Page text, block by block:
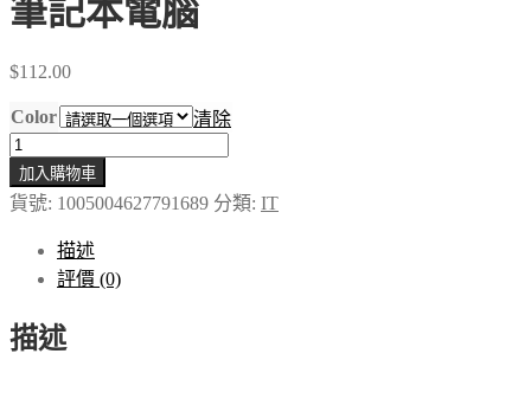
筆記本電腦
$112.00
Color
清除
HKZA
人
體
鼠
加入購物車
貨號: 1005004627791689 分類: IT
描述
評價 (0)
描述